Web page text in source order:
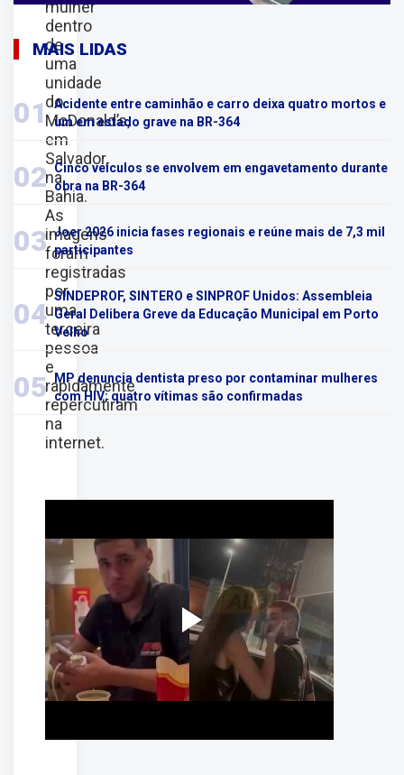
mulher
dentro
de
uma
unidade
do
McDonald’s,
em
Salvador,
na
Bahia.
As
imagens
foram
registradas
por
uma
terceira
pessoa
e
rapidamente
repercutiram
na
internet.
MAIS LIDAS
01 Acidente entre caminhão e carro deixa quatro mortos e
um em estado grave na BR-364
02 Cinco veículos se envolvem em engavetamento durante
obra na BR-364
03 Joer 2026 inicia fases regionais e reúne mais de 7,3 mil
participantes
04
SINDEPROF, SINTERO e SINPROF Unidos: Assembleia
Geral Delibera Greve da Educação Municipal em Porto
Velho
05
MP denuncia dentista preso por contaminar mulheres
com HIV; quatro vítimas são confirmadas